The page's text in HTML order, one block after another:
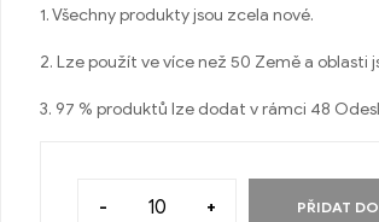
1. Všechny produkty jsou zcela nové.
2. Lze použít ve více než 50 Země a oblasti
3. 97 % produktů lze dodat v rámci 48
- + PŘIDAT